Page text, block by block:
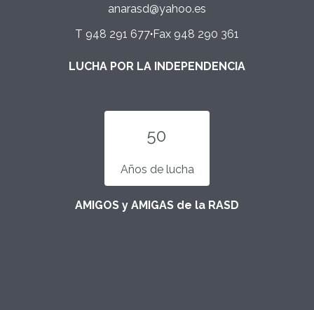
anarasd@yahoo.es
T 948 291 677·Fax 948 290 361
LUCHA POR LA INDEPENDENCIA
50
Años de lucha
AMIGOS y AMIGAS de la RASD